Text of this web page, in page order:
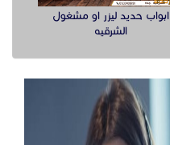
ابواب حديد ليزر او مشغول
الشرقيه